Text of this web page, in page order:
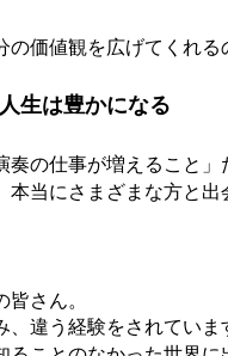
価値観を広げてくれる
生は豊かになる
の仕事が増えること」
当にさまざまな方と出
さん。
違う経験をされていま